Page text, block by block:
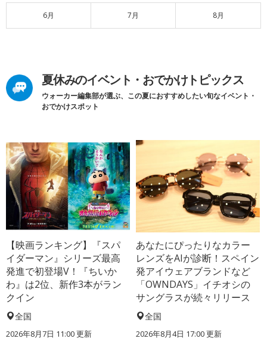
6月 7月 8月
夏休みのイベント・おでかけトピックス
ウォーカー編集部が選ぶ、この夏におすすめしたい旬なイベント・
おでかけスポット
【映画ランキング】『スパ
イダーマン』シリーズ最高
発進で初登場V！『ちいか
わ』は2位、新作3本がラン
クイン
全国
2026年8月7日 11:00更新
あなたにぴったりなカラー
レンズをAIが診断！スペイン
発アイウェアブランドなど
「OWNDAYS」イチオシの
サングラスが続々リリース
全国
2026年8月4日 17:00更新